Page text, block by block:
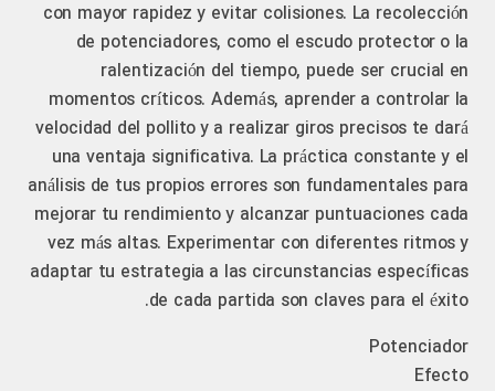
con mayor rapidez y evitar colisiones. La recolección
de potenciadores, como el escudo protector o la
ralentización del tiempo, puede ser crucial en
momentos críticos. Además, aprender a controlar la
velocidad del pollito y a realizar giros precisos te dará
una ventaja significativa. La práctica constante y el
análisis de tus propios errores son fundamentales para
mejorar tu rendimiento y alcanzar puntuaciones cada
vez más altas. Experimentar con diferentes ritmos y
adaptar tu estrategia a las circunstancias específicas
de cada partida son claves para el éxito.
Potenciador
Efecto